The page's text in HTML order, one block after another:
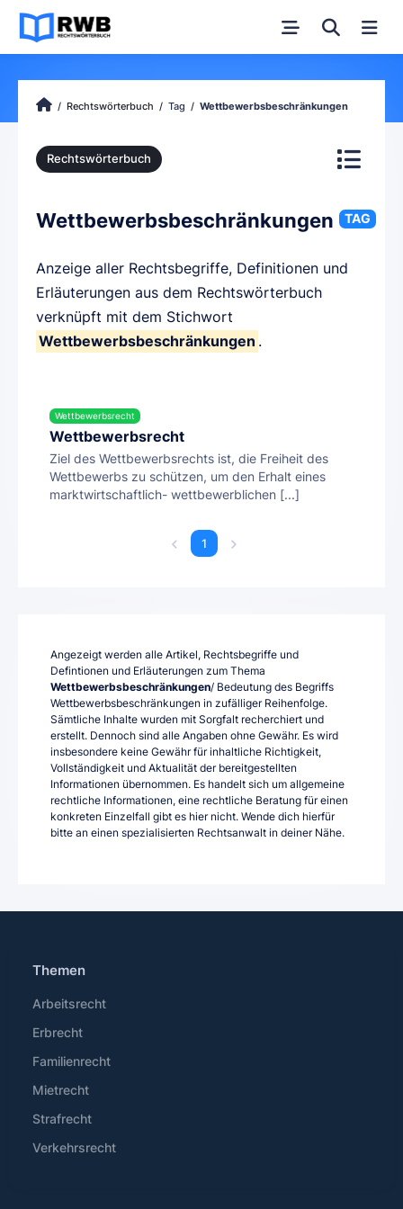
Rechtswörterbuch Tag Wettbewerbsbeschränkungen
Rechtswörterbuch
Wettbewerbsbeschränkungen TAG
Anzeige aller Rechtsbegriffe, Definitionen und
Erläuterungen aus dem Rechtswörterbuch
verknüpft mit dem Stichwort
Wettbewerbsbeschränkungen .
Wettbewerbsrecht
Wettbewerbsrecht
Ziel des Wettbewerbsrechts ist, die Freiheit des
Wettbewerbs zu schützen, um den Erhalt eines
marktwirtschaftlich- wettbewerblichen [...]
1
Angezeigt werden alle Artikel, Rechtsbegriffe und
Defintionen und Erläuterungen zum Thema
Wettbewerbsbeschränkungen/ Bedeutung des Begriffs
Wettbewerbsbeschränkungen in zufälliger Reihenfolge.
Sämtliche Inhalte wurden mit Sorgfalt recherchiert und
erstellt. Dennoch sind alle Angaben ohne Gewähr. Es wird
insbesondere keine Gewähr für inhaltliche Richtigkeit,
Vollständigkeit und Aktualität der bereitgestellten
Informationen übernommen. Es handelt sich um allgemeine
rechtliche Informationen, eine rechtliche Beratung für einen
konkreten Einzelfall gibt es hier nicht. Wende dich hierfür
bitte an einen spezialisierten Rechtsanwalt in deiner Nähe.
Themen
Arbeitsrecht
Erbrecht
Familienrecht
Mietrecht
Strafrecht
Verkehrsrecht